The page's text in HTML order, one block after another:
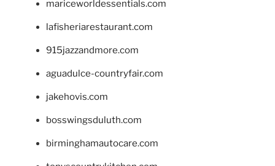
mariceworldessentials.com
lafisheriarestaurant.com
915jazzandmore.com
aguadulce-countryfair.com
jakehovis.com
bosswingsduluth.com
birminghamautocare.com